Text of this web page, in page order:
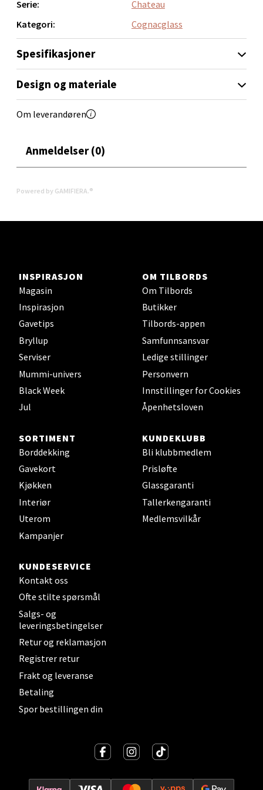
Serie:
Chateau
Kategori:
Cognacglass
Spesifikasjoner
Design og materiale
Om leverandøren
Anmeldelser (0)
Powered by GAMIFIERA.®
INSPIRASJON
Magasin
Inspirasjon
Gavetips
Bryllup
Serviser
Mummi-univers
Black Week
Jul
OM TILBORDS
Om Tilbords
Butikker
Tilbords-appen
Samfunnsansvar
Ledige stillinger
Personvern
Innstillinger for Cookies
Åpenhetsloven
SORTIMENT
Borddekking
Gavekort
Kjøkken
Interiør
Uterom
Kampanjer
KUNDEKLUBB
Bli klubbmedlem
Prisløfte
Glassgaranti
Tallerkengaranti
Medlemsvilkår
KUNDESERVICE
Kontakt oss
Ofte stilte spørsmål
Salgs- og
leveringsbetingelser
Retur og reklamasjon
Registrer retur
Frakt og leveranse
Betaling
Spor bestillingen din
Oslo - Linderud
Erich Mogensøns vei 38, 0594 Oslo
Åpent i dag 10-21
Velg
Bryne/Jæren - M44
0 i butikk
Stavanger og Sandnes - Thon
Senter Madla
0 i butikk
Levanger - Magneten
Moafjæra 14, 7606 Levanger
Åpent i dag 10-20
0 i butikk
Mandal - Alti Mandal
Skarvøyveien 55, 4517 Mandal
Velg